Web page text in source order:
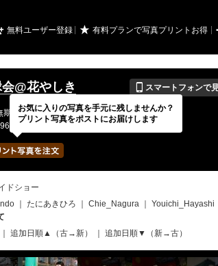
無料ユーザー登録 ★ 有料プランで写真プリントお得
@花やしき 📱 スマートフォンで
期限 イベントの期間
---
/ 2000枚
ドショー
たにあきひろ Chie_Nagura Youichi_Hayashi
追加日順▲（古→新） 追加日順▼（新→古）
お気に入りの写真を手元に残しませんか？
プリント写真をポストにお届けします